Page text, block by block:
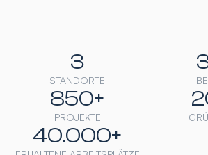
STANDORTE
3
PROJEKTE
850+
40.000+